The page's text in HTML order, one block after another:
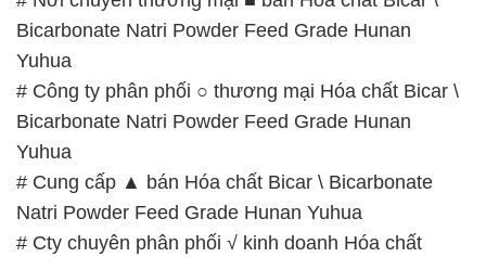
Yuhua
# Cung cấp ▲ bán Hóa chất Bicar \ Bicarbonate
Natri Powder Feed Grade Hunan Yuhua
# Cty chuyên phân phối √ kinh doanh Hóa chất
Bicar \ Bicarbonate Natri Powder Feed Grade
Hunan Yuhua
# Địa chỉ phân phối và bán Hóa chất Bicar \
Bicarbonate Natri Powder Feed Grade Hunan